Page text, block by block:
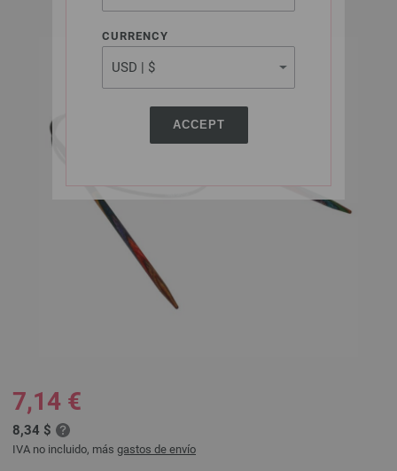
of America
CURRENCY
ACCEPT
7,14 €
8,34 $
IVA no incluido, más gastos de envío